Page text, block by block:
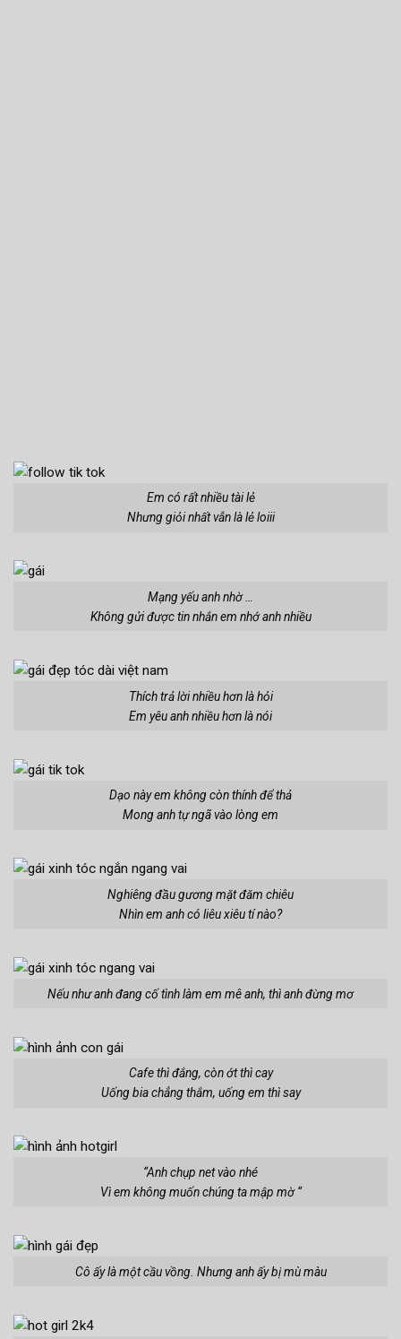
Em có rất nhiều tài lẻ
Nhưng giỏi nhất vẫn là lẻ loiii
Mạng yếu anh nhờ …
Không gửi được tin nhắn em nhớ anh nhiều
Thích trả lời nhiều hơn là hỏi
Em yêu anh nhiều hơn là nói
Dạo này em không còn thính để thả
Mong anh tự ngã vào lòng em
Nghiêng đầu gương mặt đăm chiêu
Nhìn em anh có liêu xiêu tí nào?
Nếu như anh đang cố tình làm em mê anh, thì anh đừng mơ
Cafe thì đắng, còn ớt thì cay
Uống bia chẳng thắm, uống em thì say
“Anh chụp net vào nhé
Vì em không muốn chúng ta mập mờ “
Cô ấy là một cầu vồng. Nhưng anh ấy bị mù màu